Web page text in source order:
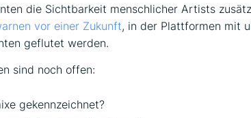
die Sichtbarkeit menschlicher Artists
vor einer Zukunft, in der Plattformen mit
geflutet werden.
sind noch offen:
gekennzeichnet?